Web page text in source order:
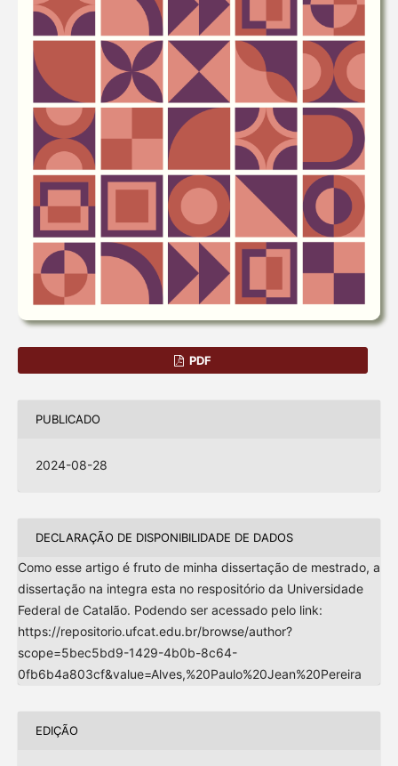
PDF
PUBLICADO
2024-08-28
DECLARAÇÃO DE DISPONIBILIDADE DE DADOS
Como esse artigo é fruto de minha dissertação de mestrado, a
dissertação na integra esta no respositório da Universidade
Federal de Catalão. Podendo ser acessado pelo link:
https://repositorio.ufcat.edu.br/browse/author?
scope=5bec5bd9-1429-4b0b-8c64-
0fb6b4a803cf&value=Alves,%20Paulo%20Jean%20Pereira
EDIÇÃO